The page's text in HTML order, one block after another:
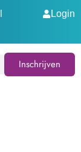
Login
Inschrijven